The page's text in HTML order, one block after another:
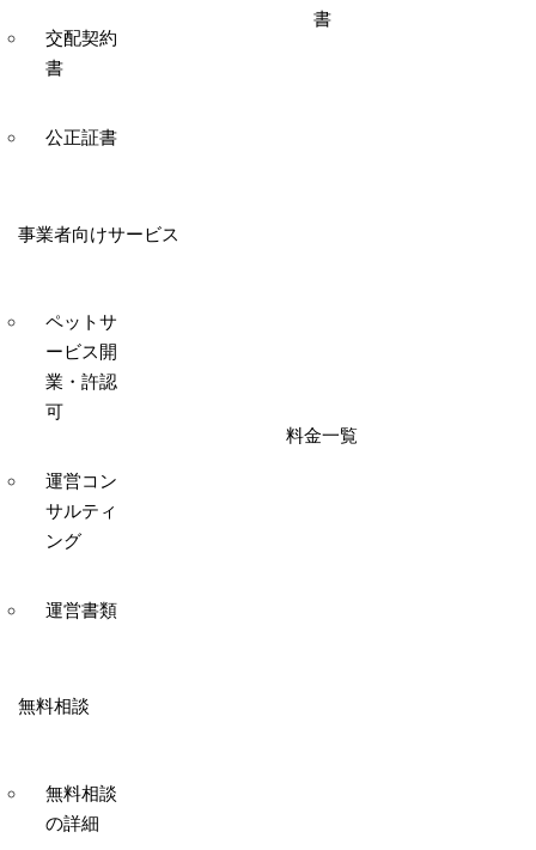
交配契約
書
公正証書
書
事業者向けサービス
ペットサ
ービス開
業・許認
可
運営コン
サルティ
ング
運営書類
料金一覧
無料相談
無料相談
の詳細